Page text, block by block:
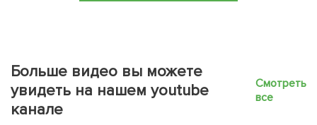
Больше видео вы можете
увидеть на нашем youtube
канале
Смотреть
все